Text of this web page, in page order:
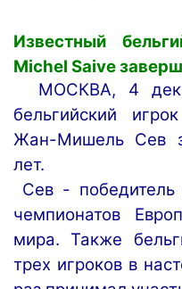
Известный
Michel Saive
МОСКВА, 4 дек
бельгийский
игрок
Жан-Мишель Сев
лет.
Сев - победитель
чемпионатов
мира.Также
трех игроков в